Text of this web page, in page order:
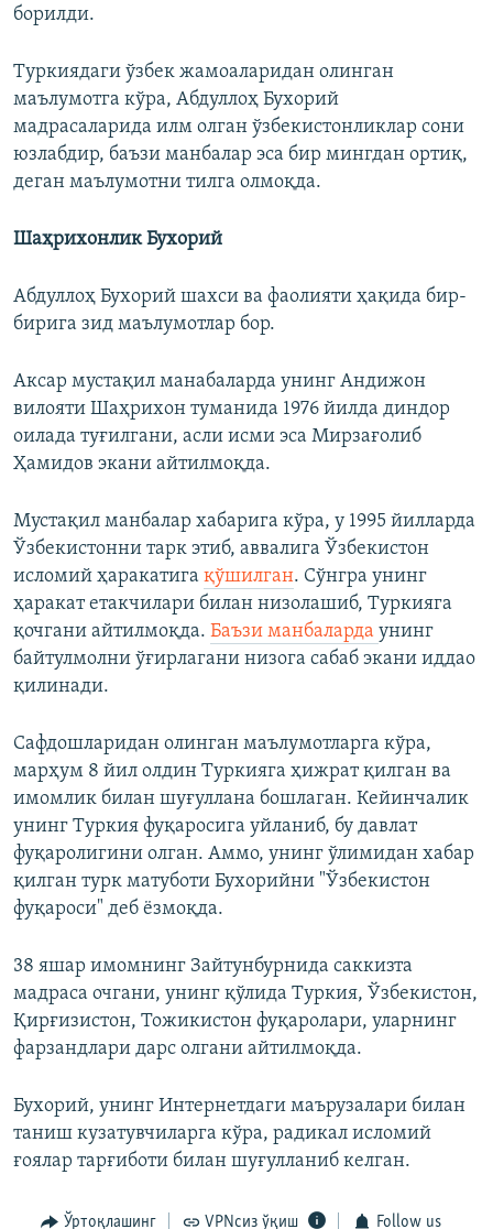
борилди.
Туркиядаги ўзбек жамоаларидан олинган
маълумотга кўра, Абдуллоҳ Бухорий
мадрасаларида илм олган ўзбекистонликлар сони
юзлабдир, баъзи манбалар эса бир мингдан ортиқ,
деган маълумотни тилга олмоқда.
Шаҳрихонлик Бухорий
Абдуллоҳ Бухорий шахси ва фаолияти ҳақида бир-
бирига зид маълумотлар бор.
Аксар мустақил манабаларда унинг Андижон
вилояти Шаҳрихон туманида 1976 йилда диндор
оилада туғилгани, асли исми эса Мирзағолиб
Ҳамидов экани айтилмоқда.
Мустақил манбалар хабарига кўра, у 1995 йилларда
Ўзбекистонни тарк этиб, аввалига Ўзбекистон
исломий ҳаракатига қўшилган. Сўнгра унинг
ҳаракат етакчилари билан низолашиб, Туркияга
қочгани айтилмоқда. Баъзи манбаларда унинг
байтулмолни ўғирлагани низога сабаб экани иддао
қилинади.
Сафдошларидан олинган маълумотларга кўра,
марҳум 8 йил олдин Туркияга ҳижрат қилган ва
имомлик билан шуғуллана бошлаган. Кейинчалик
унинг Туркия фуқаросига уйланиб, бу давлат
фуқаролигини олган. Аммо, унинг ўлимидан хабар
қилган турк матуботи Бухорийни "Ўзбекистон
фуқароси" деб ёзмоқда.
38 яшар имомнинг Зайтунбурнида саккизта
мадраса очгани, унинг қўлида Туркия, Ўзбекистон,
Қирғизистон, Тожикистон фуқаролари, уларнинг
фарзандлари дарс олгани айтилмоқда.
Бухорий, унинг Интернетдаги маърузалари билан
таниш кузатувчиларга кўра, радикал исломий
ғоялар тарғиботи билан шуғулланиб келган.
Ўртоқлашинг VPNсиз ўқиш Follow us